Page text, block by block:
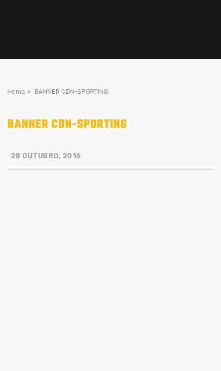
Home > BANNER CDN-SPORTING
BANNER CDN-SPORTING
28 OUTUBRO, 2016